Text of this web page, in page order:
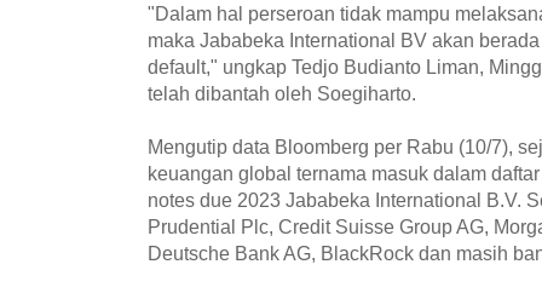
"Dalam hal perseroan tidak mampu
maka Jababeka International BV akan
default," ungkap Tedjo Budianto Liman,
telah dibantah oleh Soegiharto.
Mengutip data Bloomberg per Rabu (10/7),
keuangan global ternama masuk dalam
notes due 2023 Jababeka International B.V.
Prudential Plc, Credit Suisse Group AG,
Deutsche Bank AG, BlackRock dan masih